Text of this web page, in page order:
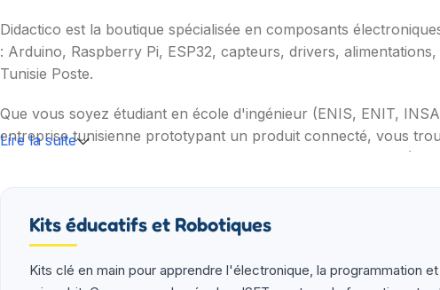
Didactico est la boutique spécialisée en composants
: Arduino, Raspberry Pi, ESP32, capteurs, drivers,
Tunisie Poste.
Que vous soyez étudiant en école d'ingénieur (ENIS, ENIT,
entreprise tunisienne prototypant un produit connecté, vous
Nos catégories couvrent l'essentiel : cartes programmables
Lire la suite
Kits éducatifs et Robotiques
Kits clé en main pour apprendre l'électronique, la programmation